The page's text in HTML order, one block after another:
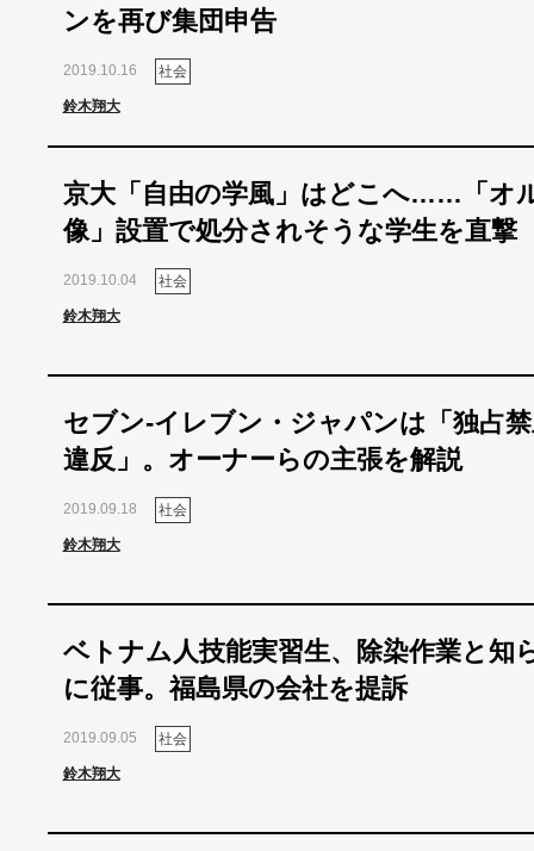
ンを再び集団申告
2019.10.16 社会
鈴木翔大
京大「自由の学風」はどこへ……「オ
像」設置で処分されそうな学生を直撃
2019.10.04 社会
鈴木翔大
セブン-イレブン・ジャパンは「独占
違反」。オーナーらの主張を解説
2019.09.18 社会
鈴木翔大
ベトナム人技能実習生、除染作業と知
に従事。福島県の会社を提訴
2019.09.05 社会
鈴木翔大